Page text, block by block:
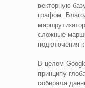
векторную
графом.
сложные
подключения к
В целом
принципу
собирала